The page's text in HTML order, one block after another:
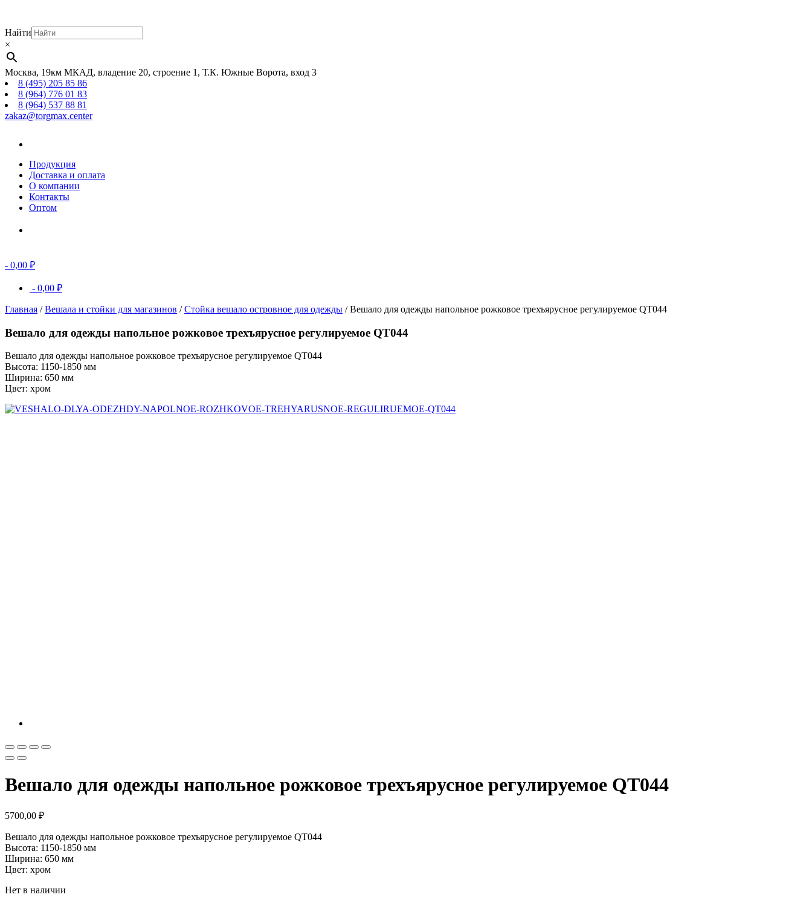
Найти
×
Москва, 19км МКАД, владение 20, строение 1, Т.К. Южные Ворота, вход 3
8 (495) 205 85 86
8 (964) 776 01 83
8 (964) 537 88 81
zakaz@torgmax.center
Продукция
Доставка и оплата
О компании
Контакты
Оптом
- 0,00 ₽
- 0,00 ₽
Главная /Вешала и стойки для магазинов /Стойка вешало островное для одежды / Вешало для одежды напольное рожковое трехъярусное регулируемое QT044
Вешало для одежды напольное рожковое трехъярусное регулируемое QT044
Вешало для одежды напольное рожковое трехъярусное регулируемое QT044
Высота: 1150-1850 мм
Ширина: 650 мм
Цвет: хром
Вешало для одежды напольное рожковое трехъярусное регулируемое QT044
5700,00 ₽
Вешало для одежды напольное рожковое трехъярусное регулируемое QT044
Высота: 1150-1850 мм
Ширина: 650 мм
Цвет: хром
Нет в наличии